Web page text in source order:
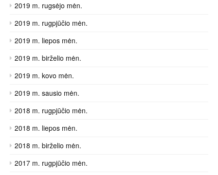
2019 m. rugsėjo mėn.
2019 m. rugpjūčio mėn.
2019 m. liepos mėn.
2019 m. birželio mėn.
2019 m. kovo mėn.
2019 m. sausio mėn.
2018 m. rugpjūčio mėn.
2018 m. liepos mėn.
2018 m. birželio mėn.
2017 m. rugpjūčio mėn.